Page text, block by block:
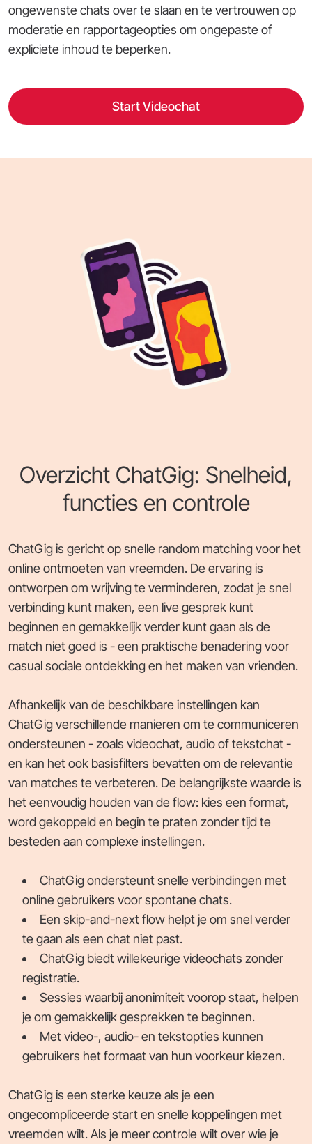
ongewenste chats over te slaan en te vertrouwen op
moderatie en rapportageopties om ongepaste of
expliciete inhoud te beperken.
Start Videochat
Overzicht ChatGig: Snelheid,
functies en controle
ChatGig is gericht op snelle random matching voor het
online ontmoeten van vreemden. De ervaring is
ontworpen om wrijving te verminderen, zodat je snel
verbinding kunt maken, een live gesprek kunt
beginnen en gemakkelijk verder kunt gaan als de
match niet goed is - een praktische benadering voor
casual sociale ontdekking en het maken van vrienden.
Afhankelijk van de beschikbare instellingen kan
ChatGig verschillende manieren om te communiceren
ondersteunen - zoals videochat, audio of tekstchat -
en kan het ook basisfilters bevatten om de relevantie
van matches te verbeteren. De belangrijkste waarde is
het eenvoudig houden van de flow: kies een format,
word gekoppeld en begin te praten zonder tijd te
besteden aan complexe instellingen.
ChatGig ondersteunt snelle verbindingen met
online gebruikers voor spontane chats.
Een skip-and-next flow helpt je om snel verder
te gaan als een chat niet past.
ChatGig biedt willekeurige videochats zonder
registratie.
Sessies waarbij anonimiteit voorop staat, helpen
je om gemakkelijk gesprekken te beginnen.
Met video-, audio- en tekstopties kunnen
gebruikers het formaat van hun voorkeur kiezen.
ChatGig is een sterke keuze als je een
ongecompliceerde start en snelle koppelingen met
vreemden wilt. Als je meer controle wilt over wie je